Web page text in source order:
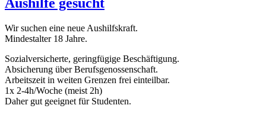
Wir suchen eine neue Aushilfskraft.
Mindestalter 18 Jahre.
Sozialversicherte, geringfügige Beschäftigung.
Absicherung über Berufsgenossenschaft.
Arbeitszeit in weiten Grenzen frei einteilbar.
1x 2-4h/Woche (meist 2h)
Daher gut geeignet für Studenten.